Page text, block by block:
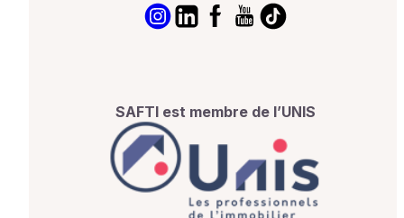
SAFTI est membre de l’UNIS